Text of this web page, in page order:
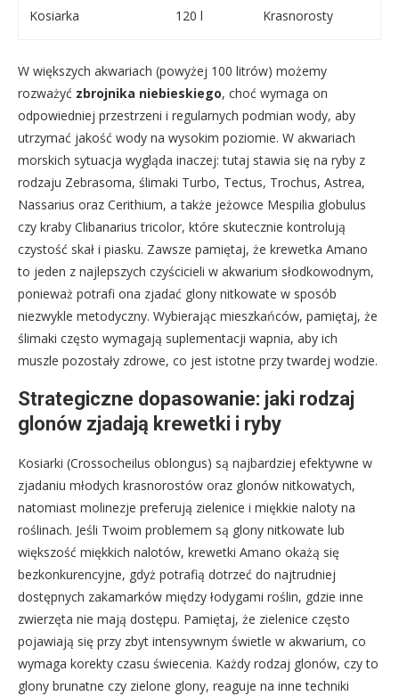
Kosiarka 120 l Krasnorosty
W większych akwariach (powyżej 100 litrów) możemy
rozważyć zbrojnika niebieskiego, choć wymaga on
odpowiedniej przestrzeni i regularnych podmian wody, aby
utrzymać jakość wody na wysokim poziomie. W akwariach
morskich sytuacja wygląda inaczej: tutaj stawia się na ryby z
rodzaju Zebrasoma, ślimaki Turbo, Tectus, Trochus, Astrea,
Nassarius oraz Cerithium, a także jeżowce Mespilia globulus
czy kraby Clibanarius tricolor, które skutecznie kontrolują
czystość skał i piasku. Zawsze pamiętaj, że krewetka Amano
to jeden z najlepszych czyścicieli w akwarium słodkowodnym,
ponieważ potrafi ona zjadać glony nitkowate w sposób
niezwykle metodyczny. Wybierając mieszkańców, pamiętaj, że
ślimaki często wymagają suplementacji wapnia, aby ich
muszle pozostały zdrowe, co jest istotne przy twardej wodzie.
Strategiczne dopasowanie: jaki rodzaj
glonów zjadają krewetki i ryby
Kosiarki (Crossocheilus oblongus) są najbardziej efektywne w
zjadaniu młodych krasnorostów oraz glonów nitkowatych,
natomiast molinezje preferują zielenice i miękkie naloty na
roślinach. Jeśli Twoim problemem są glony nitkowate lub
większość miękkich nalotów, krewetki Amano okażą się
bezkonkurencyjne, gdyż potrafią dotrzeć do najtrudniej
dostępnych zakamarków między łodygami roślin, gdzie inne
zwierzęta nie mają dostępu. Pamiętaj, że zielenice często
pojawiają się przy zbyt intensywnym świetle w akwarium, co
wymaga korekty czasu świecenia. Każdy rodzaj glonów, czy to
glony brunatne czy zielone glony, reaguje na inne techniki